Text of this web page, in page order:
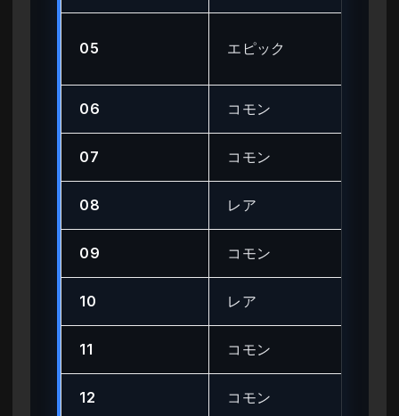
05 エピック
06 コモン
07 コモン
08 レア
09 コモン
10 レア
11 コモン
12 コモン